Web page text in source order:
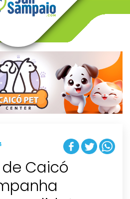
v
g
t
i
o
n
Caicó